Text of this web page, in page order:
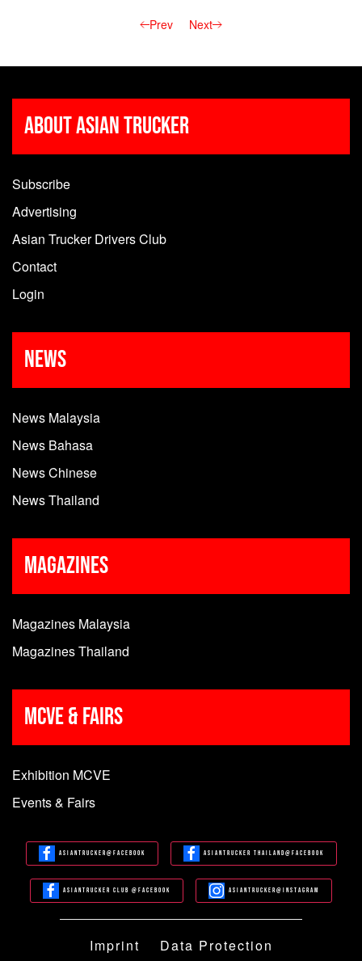
Prev Next
About Asian Trucker
Subscribe
Advertising
Asian Trucker Drivers Club
Contact
Login
News
News Malaysia
News Bahasa
News Chinese
News Thailand
Magazines
Magazines Malaysia
Magazines Thailand
MCVE & Fairs
Exhibition MCVE
Events & Fairs
Asiantrucker@Facebook Asiantrucker Thailand@Facebook
Asiantrucker Club @Facebook Asiantrucker@Instagram
Imprint Data Protection